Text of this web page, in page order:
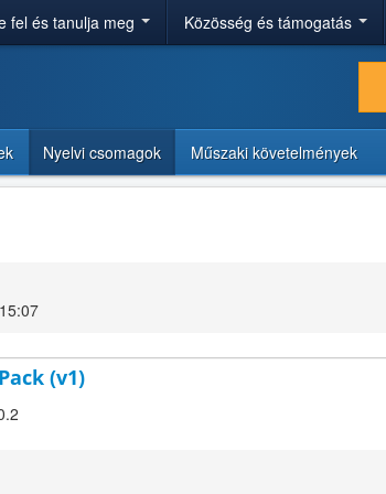
fel és tanulja meg Közösség és támogatás
Nyelvi csomagok Műszaki követelmények
(v1)